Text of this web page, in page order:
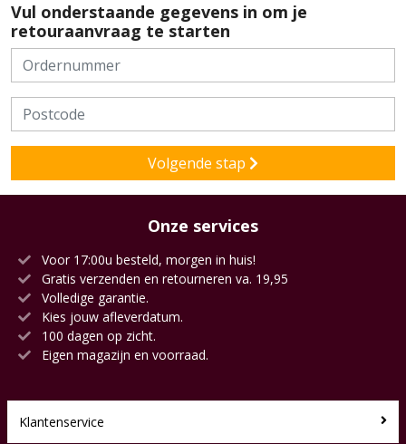
Vul onderstaande gegevens in om je
retouraanvraag te starten
Volgende stap
Onze services
Voor 17:00u besteld, morgen in huis!
Gratis verzenden en retourneren va. 19,95
Volledige garantie.
Kies jouw afleverdatum.
100 dagen op zicht.
Eigen magazijn en voorraad.
Klantenservice